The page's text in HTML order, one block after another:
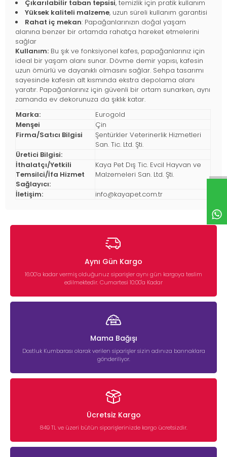
Çıkarılabilir taban tepsisi, temizlik için pratik kullanım
Yüksek kaliteli malzeme, uzun süreli kullanım garantisi
Rahat iç mekan: Papağanlarınızın doğal yaşam
alanına benzer bir ortamda rahatça hareket etmelerini
sağlar
Kullanım: Bu şık ve fonksiyonel kafes, papağanlarınız için
ideal bir yaşam alanı sunar. Dövme demir yapısı, kafesin
uzun ömürlü ve dayanıklı olmasını sağlar. Sehpa tasarımı
sayesinde kafesin alt kısmında ekstra depolama alanı
yaratır. Papağanlarınız için güvenli bir ortam sunarken, aynı
zamanda ev dekorunuza da şıklık katar.
Marka:
Eurogold
Menşei
Çin
Firma/Satıcı Bilgisi
Şentürkler Veterinerlik Hizmetleri
San. Tic. Ltd. Şti.
Üretici Bilgisi:
İthalatçı/Yetkili
Temsilci/İfa Hizmet
Sağlayıcı:
Kaya Pet Dış Tic. Evcil Hayvan ve
Malzemeleri San. Ltd. Şti.
İletişim: info@kayapet.com.tr
Aynı Gün Kargo
16:00’a kadar vermiş olduğunuz siparişler aynı gün kargoya teslim
edilmektedir. Cumartesi 10:00'a Kadar
Mama Bağışı
Dostluk Kumbarası olarak verilen siparişler sizin adınıza barınaklara
gönderiliyor.
Ücretsiz Kargo
849 TL ve üzeri bütün siparişlerinizde kargo ücretsizdir.